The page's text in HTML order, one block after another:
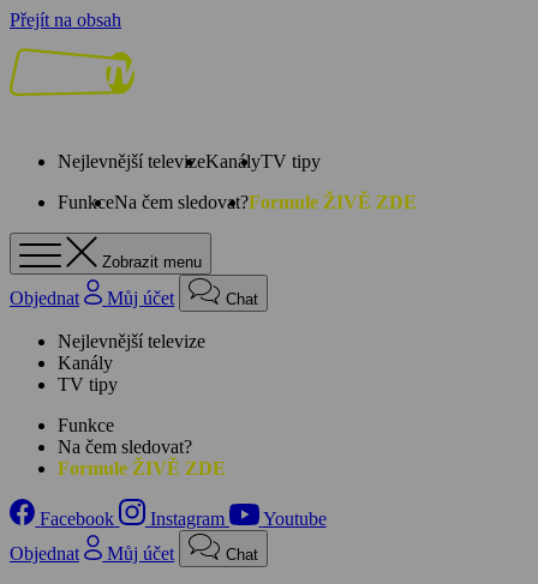
Přejít na obsah
Nejlevnější televizeKanályTV tipy
FunkceNa čem sledovat?Formule ŽIVĚ ZDE
Zobrazit menu
Objednat Můj účet Chat
Nejlevnější televize
Kanály
TV tipy
Funkce
Na čem sledovat?
Formule ŽIVĚ ZDE
Facebook Instagram
Youtube
Objednat
Můj účet Chat